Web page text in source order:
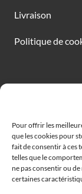
Pour offrir les
que les cookies pour
fait de consentir à ces
telles que le
ne pas consentir ou
certaines
Livraison
Politique de